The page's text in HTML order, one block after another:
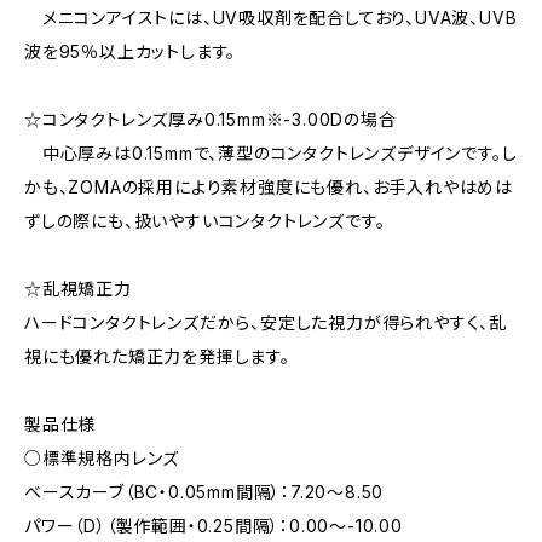
メニコンアイストには、UV吸収剤を配合しており、UVA波、UVB
波を95％以上カットします。
☆コンタクトレンズ厚み0.15mm※-3.00Dの場合
中心厚みは0.15mmで、薄型のコンタクトレンズデザインです。し
かも、ZOMAの採用により素材強度にも優れ、お手入れやはめは
ずしの際にも、扱いやすいコンタクトレンズです。
☆乱視矯正力
ハードコンタクトレンズだから、安定した視力が得られやすく、乱
視にも優れた矯正力を発揮します。
製品仕様
○標準規格内レンズ
ベースカーブ（BC・0.05mm間隔）：7.20〜8.50
パワー（D）（製作範囲・0.25間隔）：0.00〜-10.00